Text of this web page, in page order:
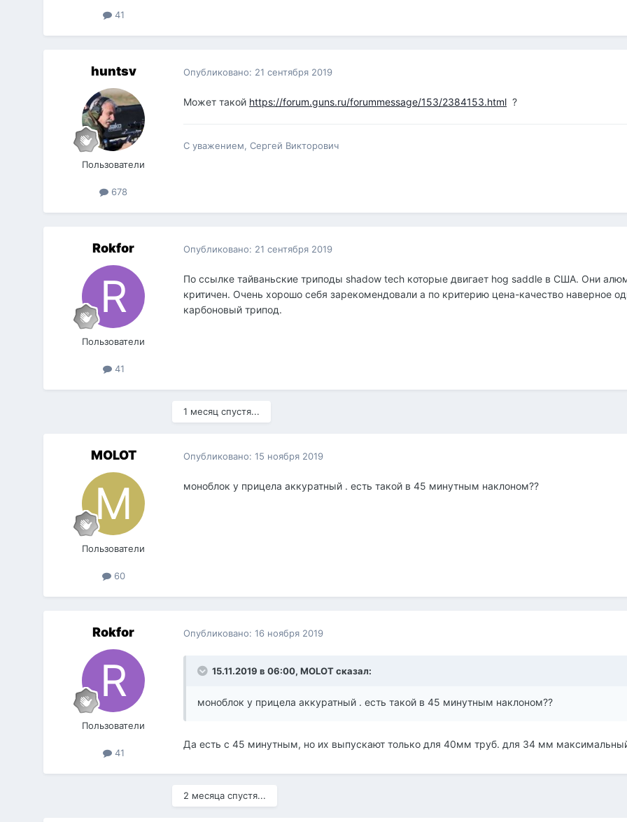
41
huntsv
Пользователи
678
Опубликовано: 21 сентября 2019
Может такой https://forum.guns.ru/forummessage/153/2384153.html ?
С уважением, Сергей Викторович
Rokfor
Пользователи
41
Опубликовано: 21 сентября 2019
По ссылке тайваньские триподы shadow tech которые двигает hog saddle в США. Они
критичен. Очень хорошо себя зарекомендовали а по критерию цена-качество наверное
карбоновый трипод.
1 месяц спустя...
MOLOT
Пользователи
60
Опубликовано:15 ноября 2019
моноблок у прицела аккуратный . есть такой в 45 минутным наклоном??
Rokfor
Пользователи
41
Опубликовано:16 ноября 2019
15.11.2019 в 06:00,MOLOTсказал:
моноблок у прицела аккуратный . есть такой в 45 минутным наклоном??
Да есть с 45 минутным, но их выпускают только для 40мм труб. для 34 мм
2 месяца спустя...